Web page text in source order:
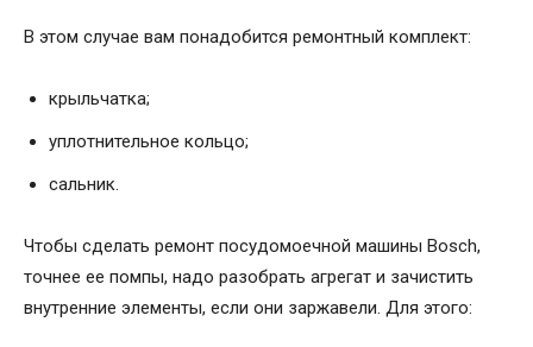
В этом случае вам понадобится ремонтный комплект:
крыльчатка;
уплотнительное кольцо;
сальник.
Чтобы сделать ремонт посудомоечной машины Bosch,
точнее ее помпы, надо разобрать агрегат и зачистить
внутренние элементы, если они заржавели. Для этого: